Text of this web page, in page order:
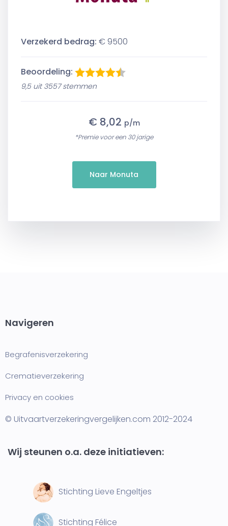
Verzekerd bedrag: € 9500
Beoordeling:
9,5 uit 3557 stemmen
€ 8,02 p/m
*Premie voor een 30 jarige
Naar Monuta
Navigeren
Begrafenisverzekering
Crematieverzekering
Privacy en cookies
© Uitvaartverzekeringvergelijken.com 2012-2024
Wij steunen o.a. deze initiatieven:
Stichting Lieve Engeltjes
Stichting Félice